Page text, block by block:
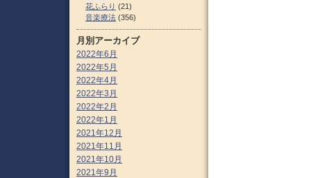
花ふらり (21)
音楽療法 (356)
月別アーカイブ
2022年6月
2022年5月
2022年4月
2022年3月
2022年2月
2022年1月
2021年12月
2021年11月
2021年10月
2021年9月